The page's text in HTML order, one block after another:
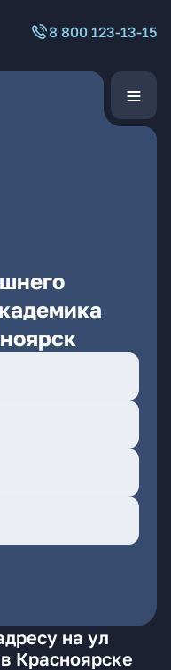
8 800 123-13-15
на ул
Красноярске